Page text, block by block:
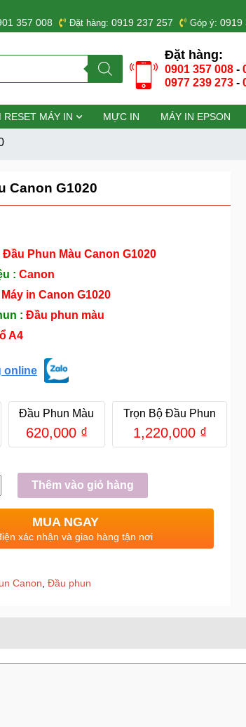
357 008 Đặt hàng: 0919 237 257 Góp ý: 0919
Đặt hàng:
0901 357 008-
0977 239 273-
RESET MÁY IN MỰC IN MÁY IN EPSON
Canon G1020
Đầu Phun Màu Canon G1020
: Canon
Máy in Canon G1020
: Đầu phun màu
A4
online
Đầu Phun Màu
620,000 ₫
Trọn Bộ Đầu Phun
1,220,000 ₫
Thêm vào giỏ hàng
MUA NGAY
xác nhận và giao hàng tận nơi
Canon, Đầu phun